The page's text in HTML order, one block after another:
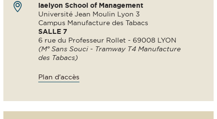
iaelyon School of Management
Université Jean Moulin Lyon 3
Campus Manufacture des Tabacs
SALLE 7
6 rue du Professeur Rollet - 69008 LYON
(M° Sans Souci - Tramway T4 Manufacture
des Tabacs)
Plan d'accès